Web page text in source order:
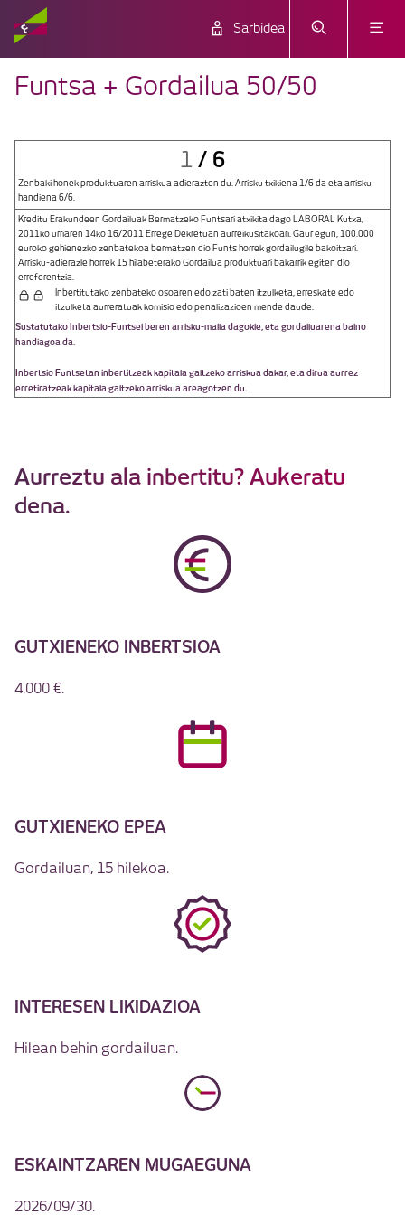
Sarbidea
Funtsa + Gordailua 50/50
1 / 6
Zenbaki honek produktuaren arriskua adierazten du. Arrisku txikiena 1/6 da eta arrisku
handiena 6/6.
Kreditu Erakundeen Gordailuak Bermatzeko Funtsari atxikita dago LABORAL Kutxa,
2011ko urriaren 14ko 16/2011 Errege Dekretuan aurreikusitakoari. Gaur egun, 100.000
euroko gehienezko zenbatekoa bermatzen dio Funts horrek gordailugile bakoitzari.
Arrisku-adierazle horrek 15 hilabeterako Gordailua produktuari bakarrik egiten dio
erreferentzia.
Inbertitutako zenbateko osoaren edo zati baten itzulketa, erreskate edo
itzulketa aurreratuak komisio edo penalizazioen mende daude.
Sustatutako Inbertsio-Funtsei beren arrisku-maila dagokie, eta gordailuarena baino
handiagoa da.
Inbertsio Funtsetan inbertitzeak kapitala galtzeko arriskua dakar, eta dirua aurrez
erretiratzeak kapitala galtzeko arriskua areagotzen du.
Aurreztu ala inbertitu? Aukeratu
dena.
GUTXIENEKO INBERTSIOA
4.000 €.
GUTXIENEKO EPEA
Gordailuan, 15 hilekoa.
INTERESEN LIKIDAZIOA
Hilean behin gordailuan.
ESKAINTZAREN MUGAEGUNA
2026/09/30.